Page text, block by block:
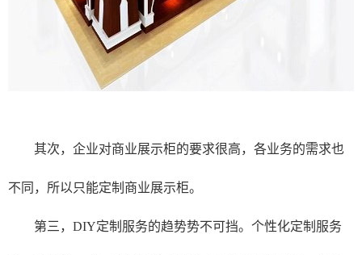
其次，企业对商业展示柜的要求很高，各业务的需求也
不同，所以只能定制商业展示柜。
第三，DIY定制服务的趋势势不可挡。个性化定制服务